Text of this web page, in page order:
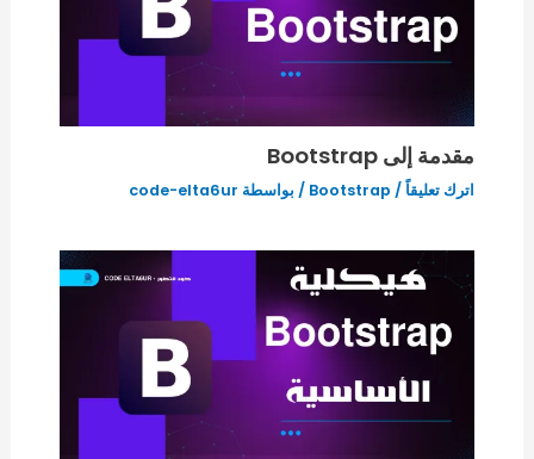
مقدمة إلى Bootstrap
اترك تعليقاً/
Bootstrap / بواسطة code-elta6ur